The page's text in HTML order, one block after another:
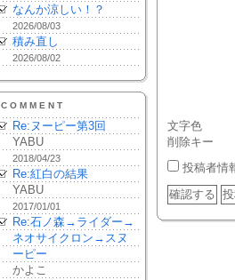
なんか涼しい！？
2026/08/03
積み直し
2026/08/02
COMMENT
Re:ヌーピー第3回
YABU
2018/04/23
Re:紅白の結果
YABU
2017/01/01
Re:石ノ森→ライダー→
ネオサイクロン→スヌ
ーピー
かよこ
文字色
削除キー
投稿者情